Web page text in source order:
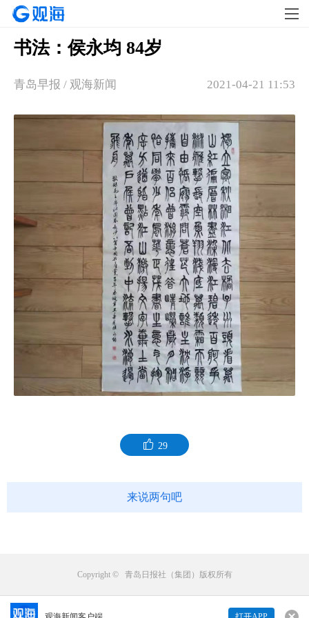
书法：侯永均 84岁
2021-04-21 11:53
青岛早报 / 观海新闻
29
来说两句吧
Copyright © 青岛日报社（集团）版权所有